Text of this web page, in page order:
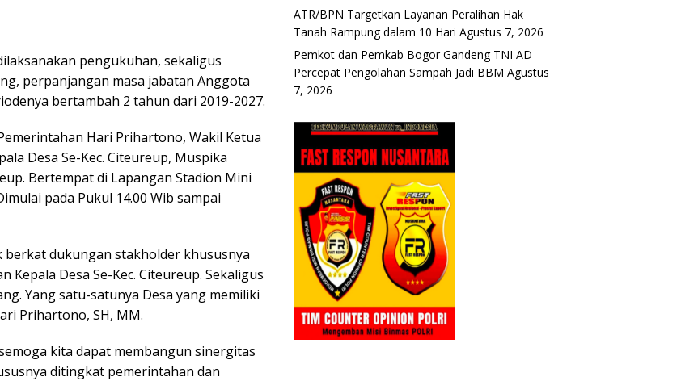
pengukuhan, sekaligus
perpanjangan masa jabatan Anggota
bertambah 2 tahun dari 2019-2027.
Hari Prihartono, Wakil Ketua
Desa Se-Kec. Citeureup, Muspika
Bertempat di Lapangan Stadion Mini
pada Pukul 14.00 Wib sampai
berkat dukungan stakholder khususnya
Kepala Desa Se-Kec. Citeureup. Sekaligus
Yang satu-satunya Desa yang memiliki
Prihartono, SH, MM.
kita dapat membangun sinergitas
ditingkat pemerintahan dan
ATR/BPN Targetkan Layanan Peralihan Hak
Tanah Rampung dalam 10 Hari Agustus 7, 2026
Pemkot dan Pemkab Bogor Gandeng TNI AD
Percepat Pengolahan Sampah Jadi BBM Agustus
7, 2026